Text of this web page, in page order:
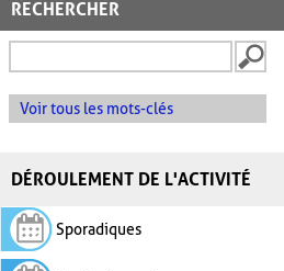
RECHERCHER
Voir tous les mots-clés
DÉROULEMENT DE L'ACTIVITÉ
Sporadiques